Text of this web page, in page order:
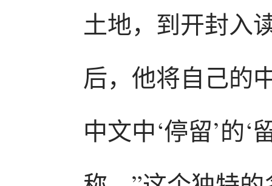
土地，到开封入
后，他将自己的
中文中‘停留’的‘